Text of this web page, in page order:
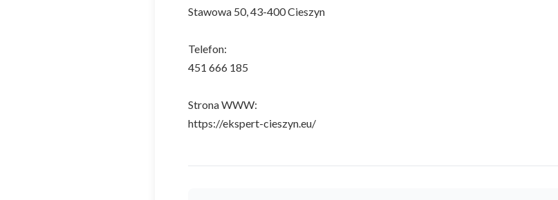
Stawowa 50, 43-400 Cieszyn
Telefon:
451 666 185
Strona WWW:
https://ekspert-cieszyn.eu/